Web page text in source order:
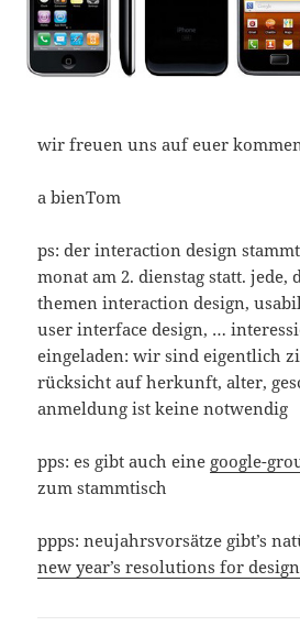
wir freuen uns auf euer kommen
a bienTom
ps: der interaction design
monat am 2. dienstag statt. jede,
themen interaction design,
user interface design, …
eingeladen: wir sind eigentlich
rücksicht auf herkunft, alter,
anmeldung ist keine notwendig
pps: es gibt auch eine google-
zum stammtisch
ppps: neujahrsvorsätze gibt’s
new year’s resolutions for